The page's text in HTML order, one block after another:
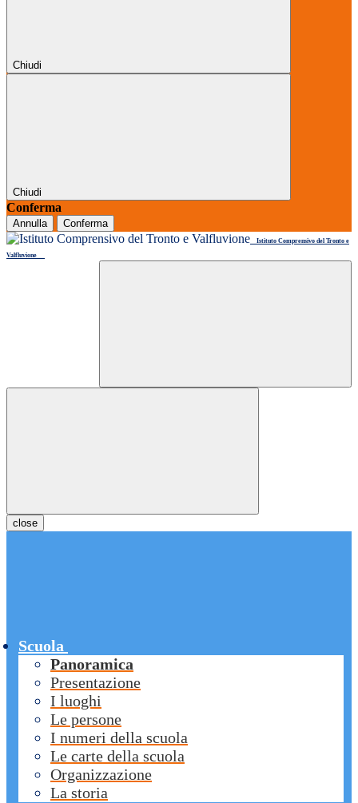
Chiudi
Chiudi
Conferma
Annulla Conferma
Istituto Comprensivo del Tronto e
Valfluvione
close
Scuola
Panoramica
Presentazione
I luoghi
Le persone
I numeri della scuola
Le carte della scuola
Organizzazione
La storia